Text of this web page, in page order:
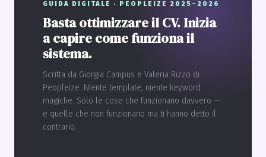
GUIDA DIGITALE · PEOPLEIZE 2025–2026
Basta ottimizzare il CV. Inizia
a capire come funziona il
sistema.
Scritta da Giorgia Campus e Valeria Rizzo di
Peopleize. Niente template, niente keyword
magiche. Solo le cose che funzionano davvero —
e quelle che non funzionano ma ti hanno detto il
contrario.